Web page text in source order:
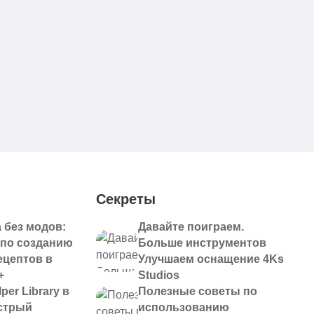
без модов:
созданию
в
Library в
Секреты
Давайте поиграем.
Больше инструментов
Улучшаем оснащение 4Ks
Studios
Полезные советы по
использованию